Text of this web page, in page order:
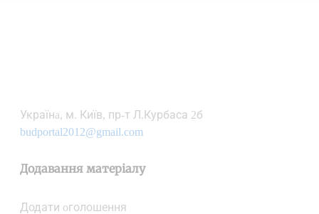
Українa, м. Київ, пр-т Л.Курбаса 2б
budportal2012@gmail.com
Додавання матеріалу
Додати oголошення